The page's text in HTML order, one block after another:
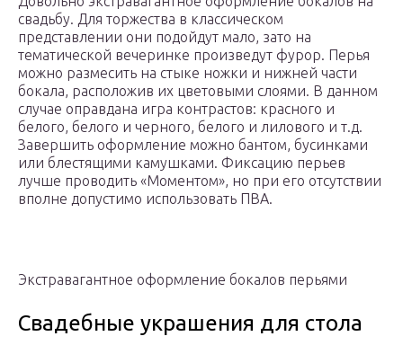
свадьбу. Для торжества в классическом
представлении они подойдут мало, зато на
тематической вечеринке произведут фурор. Перья
можно размесить на стыке ножки и нижней части
бокала, расположив их цветовыми слоями. В данном
случае оправдана игра контрастов: красного и
белого, белого и черного, белого и лилового и т.д.
Завершить оформление можно бантом, бусинками
или блестящими камушками. Фиксацию перьев
лучше проводить «Моментом», но при его отсутствии
вполне допустимо использовать ПВА.
Экстравагантное оформление бокалов перьями
Свадебные украшения для стола